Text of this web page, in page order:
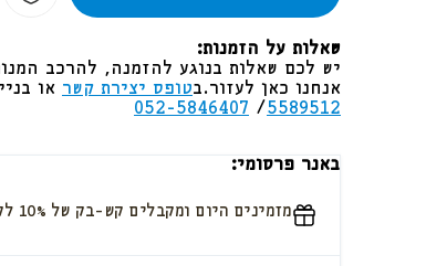
שאלות על הזמנות:
יש לכם שאלות בנוגע להזמנה, להרכב
אנחנו כאן לעזור. בטופס יצירת קשר או
5589512
/
052-5846407
באנר פרסומי:
מזמינים היום ומקבלים קש-בק של 10% לקניה הבאה באתר.